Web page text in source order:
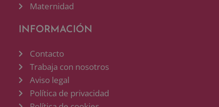
Maternidad
INFORMACIÓN
Contacto
Trabaja con nosotros
Aviso legal
Política de privacidad